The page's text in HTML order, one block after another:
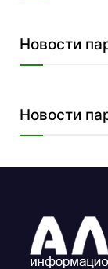
Новости
Новости